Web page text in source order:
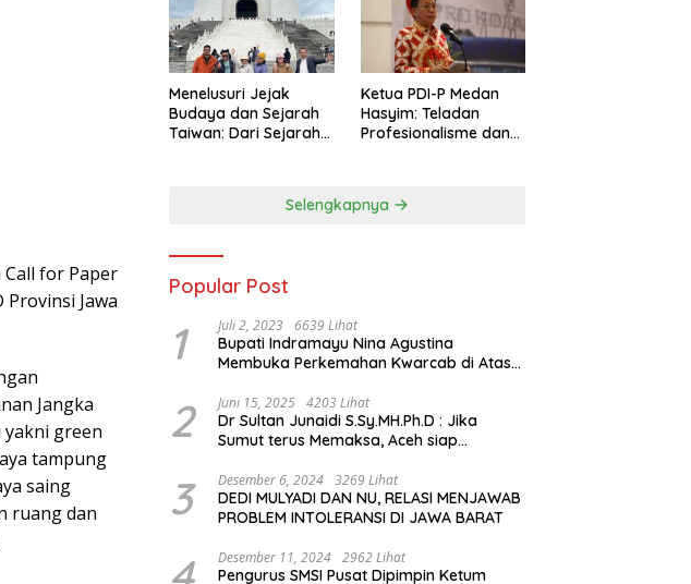
Call for Paper
Jawa
Jangka
yakni green
tampung
saing
ruang dan
Menelusuri Jejak
Budaya dan Sejarah
Taiwan: Dari Sejarah
Sejarah Chiang Kai-
Ketua PDI-P Medan
Hasyim: Teladan
Profesionalisme dan
Selengkapnya
Popular Post
1 Juli 2, 2023 6639 Lihat
Bupati Indramayu Nina Agustina
Membuka Perkemahan Kwarcab di Atas
2 Juni 15, 2025 4203 Lihat
Dr Sultan Junaidi S.Sy.MH.Ph.D : Jika
Sumut terus Memaksa, Aceh siap
Internasional
3 Desember 6, 2024 3269 Lihat
DEDI MULYADI DAN NU, RELASI MENJAWAB
PROBLEM INTOLERANSI DI JAWA BARAT
Desember 11, 2024 2962 Lihat
Pengurus SMSI Pusat Dipimpin Ketum